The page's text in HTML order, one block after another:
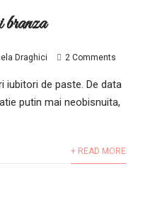
branza
Draghici
2 Comments
iubitori de paste. De data
putin mai neobisnuita,
+ READ MORE